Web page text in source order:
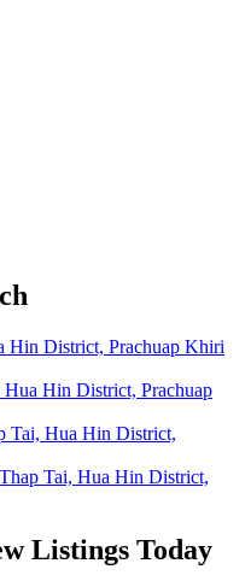
Hin District, Prachuap Khiri
Hin District, Prachuap
Tai, Hua Hin District,
Tai, Hua Hin District,
Listings Today